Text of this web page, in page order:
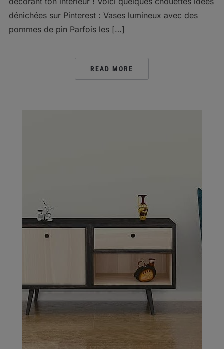
dénichées sur Pinterest : Vases lumineux avec des
pommes de pin Parfois les […]
READ MORE